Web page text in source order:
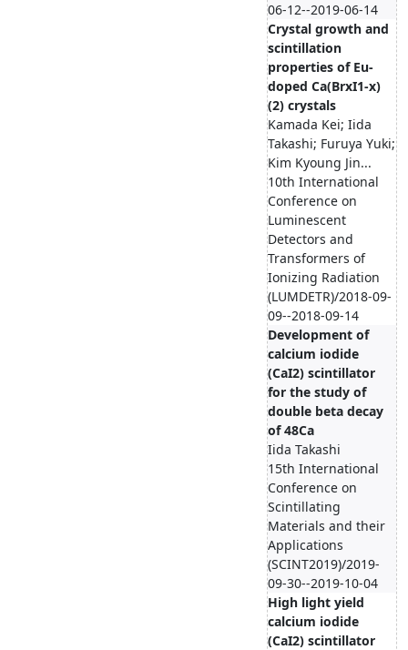
06-12--2019-06-14
Crystal growth and
scintillation
properties of Eu-
doped Ca(BrxI1-x)
(2) crystals
Kamada Kei; Iida
Takashi; Furuya Yuki;
Kim Kyoung Jin...
10th International
Conference on
Luminescent
Detectors and
Transformers of
Ionizing Radiation
(LUMDETR)/2018-09-
09--2018-09-14
Development of
calcium iodide
(CaI2) scintillator
for the study of
double beta decay
of 48Ca
Iida Takashi
15th International
Conference on
Scintillating
Materials and their
Applications
(SCINT2019)/2019-
09-30--2019-10-04
High light yield
calcium iodide
(CaI2) scintillator